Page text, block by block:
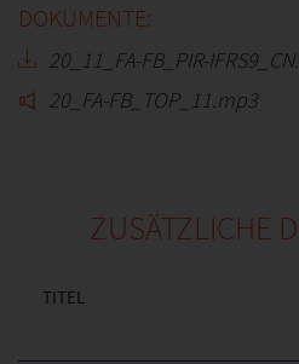
20_11_FA-FB_PIR-
20_FA-FB_TOP_11.mp3
ZUSÄTZLICHE
TITEL